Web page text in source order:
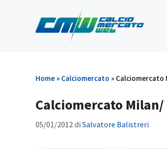
contenuto
Home » Calciomercato » Calciomercato
Calciomercato Milan/
05/01/2012di Salvatore Balistreri